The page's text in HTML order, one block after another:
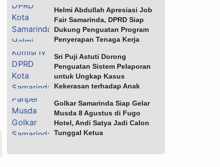
Helmi Abdullah Apresiasi Job
Fair Samarinda, DPRD Siap
Dukung Penguatan Program
Penyerapan Tenaga Kerja
Sri Puji Astuti Dorong
Penguatan Sistem Pelaporan
untuk Ungkap Kasus
Kekerasan terhadap Anak
Golkar Samarinda Siap Gelar
Musda 8 Agustus di Fugo
Hotel, Andi Satya Jadi Calon
Tunggal Ketua